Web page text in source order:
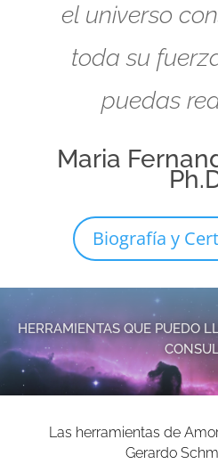
el universo
toda su
puedas
Maria
Biografía y
HERRAMIENTAS QUE PUEDO
Las herramientas de
Gerardo